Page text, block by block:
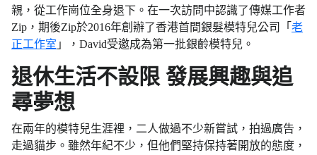
親，從工作崗位全身退下。在一次訪問中認識了傳媒工作者
Zip，期後Zip於2016年創辦了香港首間銀髮模特兒公司「 老
正工作室 」，David受邀成為第一批銀齡模特兒。
退休生活不設限 發展興趣與追
尋夢想
在兩年的模特兒生涯裡，二人做過不少新嘗試，拍過廣告，
走過貓步。雖然年紀不少，但他們堅持保持著開放的態度，